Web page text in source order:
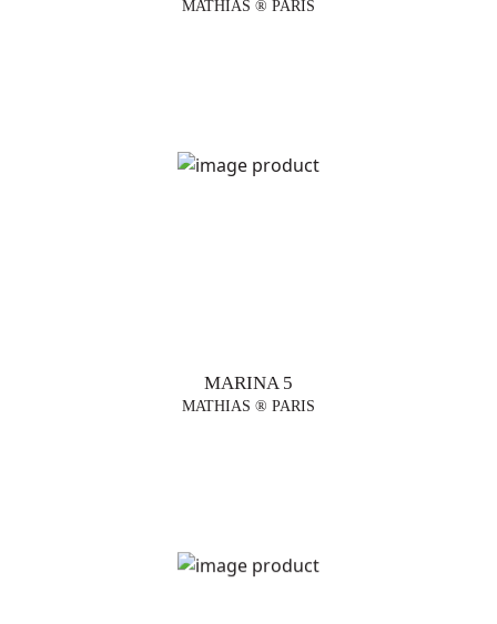
MATHIAS ® PARIS
MARINA 5
MATHIAS ® PARIS